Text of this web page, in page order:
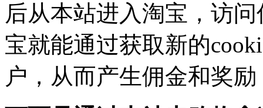
后从本站进入淘宝，访
宝就能通过获取新的
户，从而产生佣金和奖励